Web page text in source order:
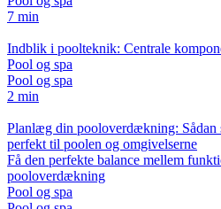
7 min
Indblik i poolteknik: Centrale
Pool og spa
Pool og spa
2 min
Planlæg din pooloverdækning: Sådan
perfekt til poolen og omgivelserne
Få den perfekte balance mellem
pooloverdækning
Pool og spa